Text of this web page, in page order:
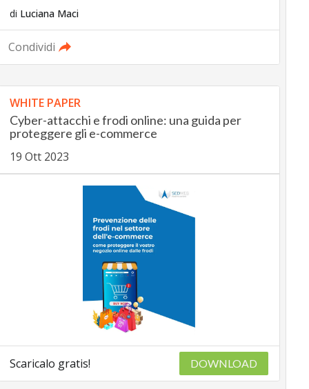
di Luciana Maci
Condividi
WHITE PAPER
Cyber-attacchi e frodi online: una guida per
proteggere gli e-commerce
19 Ott 2023
Scaricalo gratis! DOWNLOAD